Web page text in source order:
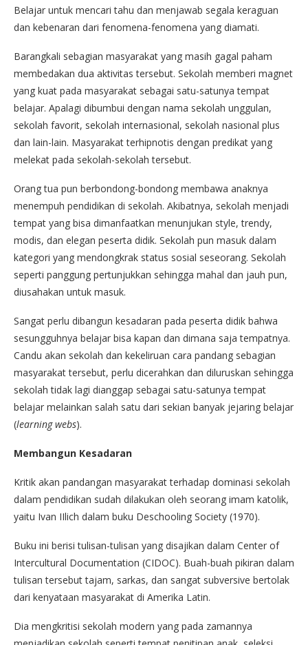
Belajar untuk mencari tahu dan menjawab segala keraguan
dan kebenaran dari fenomena-fenomena yang diamati.
Barangkali sebagian masyarakat yang masih gagal paham
membedakan dua aktivitas tersebut. Sekolah memberi magnet
yang kuat pada masyarakat sebagai satu-satunya tempat
belajar. Apalagi dibumbui dengan nama sekolah unggulan,
sekolah favorit, sekolah internasional, sekolah nasional plus
dan lain-lain. Masyarakat terhipnotis dengan predikat yang
melekat pada sekolah-sekolah tersebut.
Orang tua pun berbondong-bondong membawa anaknya
menempuh pendidikan di sekolah. Akibatnya, sekolah menjadi
tempat yang bisa dimanfaatkan menunjukan style, trendy,
modis, dan elegan peserta didik. Sekolah pun masuk dalam
kategori yang mendongkrak status sosial seseorang. Sekolah
seperti panggung pertunjukkan sehingga mahal dan jauh pun,
diusahakan untuk masuk.
Sangat perlu dibangun kesadaran pada peserta didik bahwa
sesungguhnya belajar bisa kapan dan dimana saja tempatnya.
Candu akan sekolah dan kekeliruan cara pandang sebagian
masyarakat tersebut, perlu dicerahkan dan diluruskan sehingga
sekolah tidak lagi dianggap sebagai satu-satunya tempat
belajar melainkan salah satu dari sekian banyak jejaring belajar
(learning webs).
Membangun Kesadaran
Kritik akan pandangan masyarakat terhadap dominasi sekolah
dalam pendidikan sudah dilakukan oleh seorang imam katolik,
yaitu Ivan IIlich dalam buku Deschooling Society (1970).
Buku ini berisi tulisan-tulisan yang disajikan dalam Center of
Intercultural Documentation (CIDOC). Buah-buah pikiran dalam
tulisan tersebut tajam, sarkas, dan sangat subversive bertolak
dari kenyataan masyarakat di Amerika Latin.
Dia mengkritisi sekolah modern yang pada zamannya